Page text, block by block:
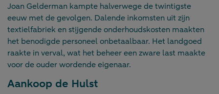
Joan Gelderman kampte halverwege de twintigste
eeuw met de gevolgen. Dalende inkomsten uit zijn
textielfabriek en stijgende onderhoudskosten maakten
het benodigde personeel onbetaalbaar. Het landgoed
raakte in verval, wat het beheer een zware last maakte
voor de ouder wordende eigenaar.
Aankoop de Hulst